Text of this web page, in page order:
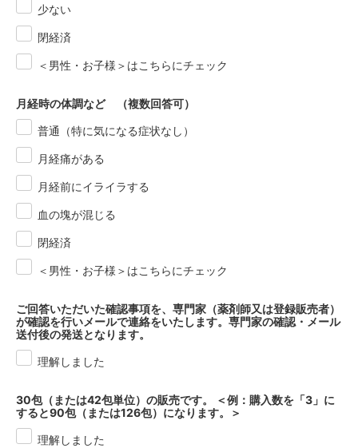
少ない
閉経済
＜男性・お子様＞はこちらにチェック
月経時の体調など （複数回答可）
普通（特に気になる症状なし）
月経痛がある
月経前にイライラする
血の塊が混じる
閉経済
＜男性・お子様＞はこちらにチェック
ご回答いただいた確認事項を、専門家（薬剤師又は登録販売者）
が確認を行いメールで連絡をいたします。専門家の確認・メール
送付後の発送となります。
理解しました
30包（または42包単位）の販売です。 ＜例：購入数を「3」に
すると90包（または126包）になります。＞
理解しました